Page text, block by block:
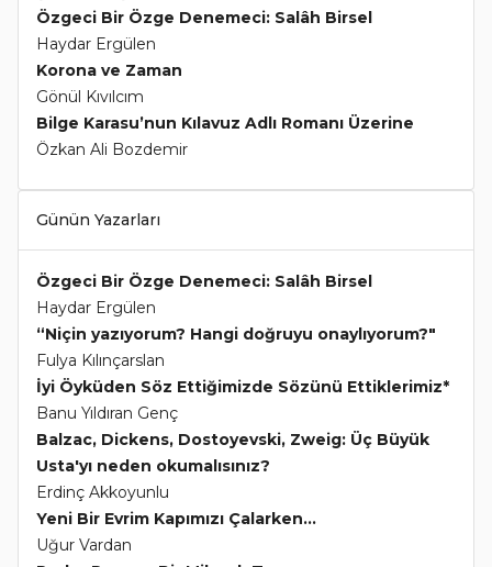
Özgeci Bir Özge Denemeci: Salâh Birsel
Haydar Ergülen
Korona ve Zaman
Gönül Kıvılcım
Bilge Karasu’nun Kılavuz Adlı Romanı Üzerine
Özkan Ali Bozdemir
Günün Yazarları
Özgeci Bir Özge Denemeci: Salâh Birsel
Haydar Ergülen
“Niçin yazıyorum? Hangi doğruyu onaylıyorum?"
Fulya Kılınçarslan
İyi Öyküden Söz Ettiğimizde Sözünü Ettiklerimiz*
Banu Yıldıran Genç
Balzac, Dickens, Dostoyevski, Zweig: Üç Büyük
Usta'yı neden okumalısınız?
Erdinç Akkoyunlu
Yeni Bir Evrim Kapımızı Çalarken...
Uğur Vardan